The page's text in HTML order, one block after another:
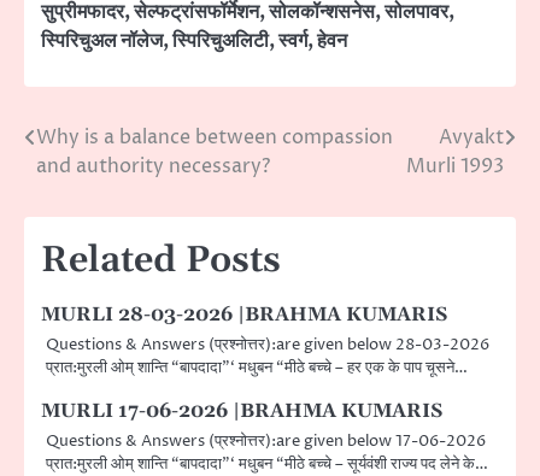
सुप्रीमफादर,सेल्फट्रांसफॉर्मेशन,सोलकॉन्शसनेस,सोलपावर,
स्पिरिचुअल नॉलेज,स्पिरिचुअलिटी,स्वर्ग,हेवन
Post
navigation
Why is a balance between compassion
and authority necessary?
Avyakt
Murli 1993
Related Posts
MURLI 28-03-2026 |BRAHMA KUMARIS
Questions & Answers (प्रश्नोत्तर):are given below 28-03-2026
प्रात:मुरली ओम् शान्ति “बापदादा”‘ मधुबन “मीठे बच्चे – हर एक के पाप चूसने…
MURLI 17-06-2026 |BRAHMA KUMARIS
Questions & Answers (प्रश्नोत्तर):are given below 17-06-2026
प्रात:मुरली ओम् शान्ति “बापदादा”‘ मधुबन “मीठे बच्चे – सूर्यवंशी राज्य पद लेने के…